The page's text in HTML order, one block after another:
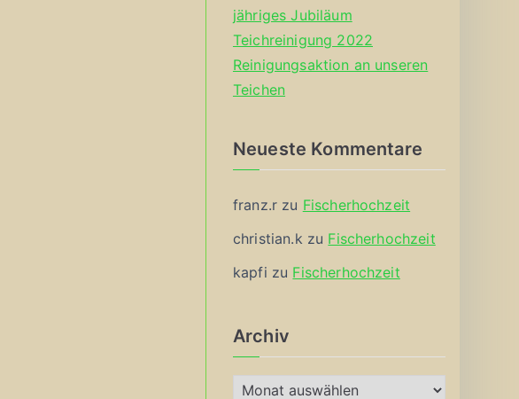
jähriges Jubiläum
Teichreinigung 2022
Reinigungsaktion an unseren
Teichen
Neueste Kommentare
franz.r zu Fischerhochzeit
christian.k zu Fischerhochzeit
kapfi zu Fischerhochzeit
Archiv